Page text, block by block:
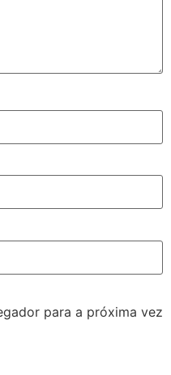
para a próxima vez